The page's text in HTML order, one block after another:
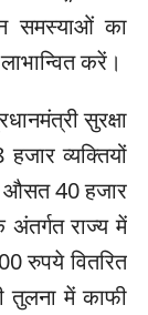
समस्याओं का
करें।
सुरक्षा
व्यक्तियों
औसत 40 हजार
राज्य में
रुपये वितरित
तुलना में काफी